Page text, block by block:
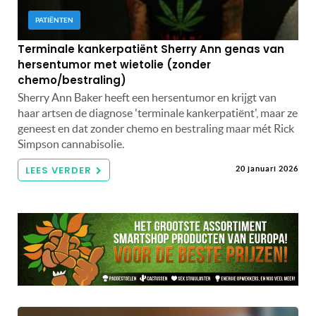
PATIËNTEN
Terminale kankerpatiënt Sherry Ann genas van
hersentumor met wietolie (zonder
chemo/bestraling)
Sherry Ann Baker heeft een hersentumor en krijgt van
haar artsen de diagnose 'terminale kankerpatiënt', maar ze
geneest en dat zonder chemo en bestraling maar mét Rick
Simpson cannabisolie.
LEES VERDER 20 januari 2026